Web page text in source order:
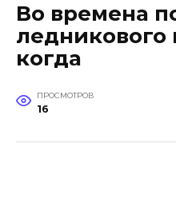
Во времена
ледникового
когда
ПРОСМОТРОВ
16